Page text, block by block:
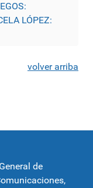
LÓPEZ:
volver arriba
de